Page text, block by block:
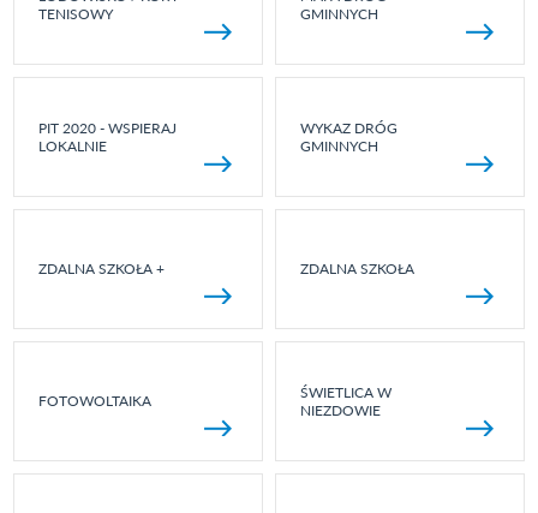
TENISOWY
GMINNYCH
PIT 2020 - WSPIERAJ
LOKALNIE
WYKAZ DRÓG
GMINNYCH
ZDALNA SZKOŁA + ZDALNA SZKOŁA
FOTOWOLTAIKA
ŚWIETLICA W
NIEZDOWIE